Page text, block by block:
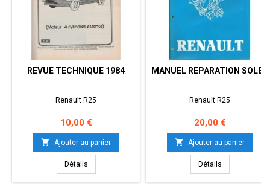
REVUE TECHNIQUE 1984
Renault R25
Prix
10,00 €
 Ajouter au panier
Détails
MANUEL REPARATION SOLEX
Renault R25
Prix
20,00 €
 Ajouter au panier
Détails